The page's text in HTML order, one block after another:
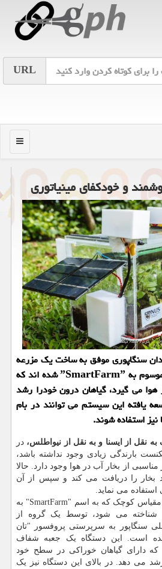
URL
منو
و خودكفای مینیاتوری
سنگاپوری موفق به ساخت یک مزرعه
کوچک مینیاتوری خودکفا موسوم به ˮSmartFarmˮ شده اند که
هوا می گیرد، گیاهان درون خودرا رشد
یافته این سیستم می توانند در بام
استفاده شوند.
به نقل از ایسنا و به نقل از نیواطلس، در
بارندگی زیادی وجود نداشته باشد،
از بخار آب در هوا وجود دارد. حالا
بخار را دریافت می کند و سپس از آن
استفاده می نماید.
نمونه اولیه این دستگاه در مقیاس کوچک که به اسم "SmartFarm" به
شناخته می شود، توسط یک گروه از
سنگاپور به سرپرستی پروفسور "تان
است. این دستگاه یک جعبه شفاف
دارای گیاهان خوراکی در سطح خود
می دهد. در بالای این دستگاه نیز یک